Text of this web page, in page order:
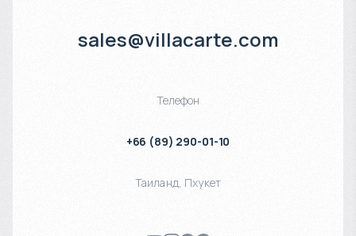
sales@villacarte.com
Телефон
+66 (89) 290-01-10
Таиланд, Пхукет